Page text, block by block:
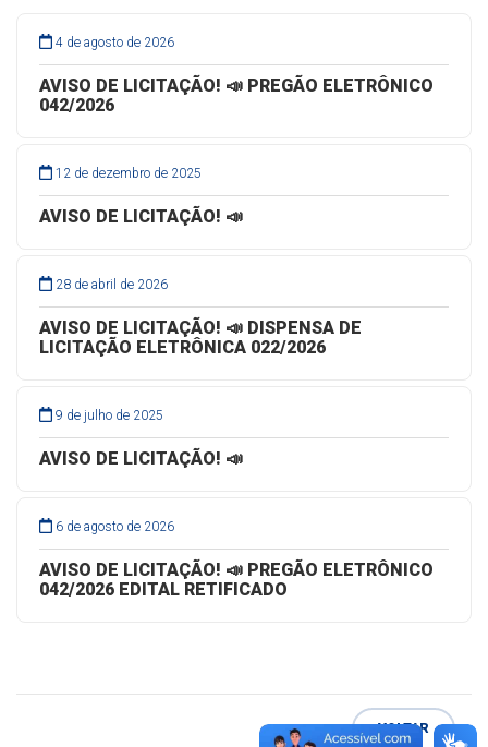
4 de agosto de 2026
AVISO DE LICITAÇÃO! 📣 PREGÃO ELETRÔNICO
042/2026
12 de dezembro de 2025
AVISO DE LICITAÇÃO! 📣
28 de abril de 2026
AVISO DE LICITAÇÃO! 📣 DISPENSA DE
LICITAÇÃO ELETRÔNICA 022/2026
9 de julho de 2025
AVISO DE LICITAÇÃO! 📣
6 de agosto de 2026
AVISO DE LICITAÇÃO! 📣 PREGÃO ELETRÔNICO
042/2026 EDITAL RETIFICADO
VOLTAR